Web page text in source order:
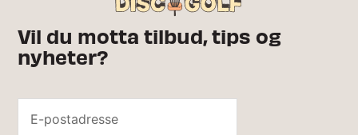
Vil du motta tilbud, tips og
nyheter?